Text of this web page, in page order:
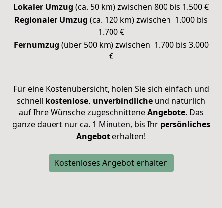
Lokaler Umzug (ca. 50 km) zwischen 800 bis 1.500 €
Regionaler Umzug (ca. 120 km) zwischen 1.000 bis
1.700 €
Fernumzug (über 500 km) zwischen 1.700 bis 3.000
€
Für eine Kostenübersicht, holen Sie sich einfach und
schnell kostenlose, unverbindliche und natürlich
auf Ihre Wünsche zugeschnitteneAngebote. Das
ganze dauert nur ca. 1 Minuten, bis Ihr persönliches
Angeboterhalten!
Kostenloses Angebot erhalten